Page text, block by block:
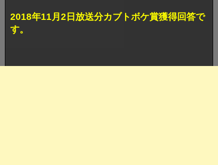
2018年11月2日放送分カブトボケ賞獲得回答で
す。